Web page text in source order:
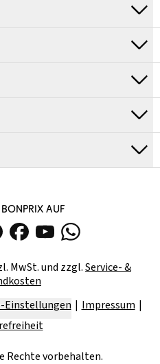
AUF
MwSt. und zzgl.Service- &
Einstellungen
Impressum
Rechte vorbehalten.